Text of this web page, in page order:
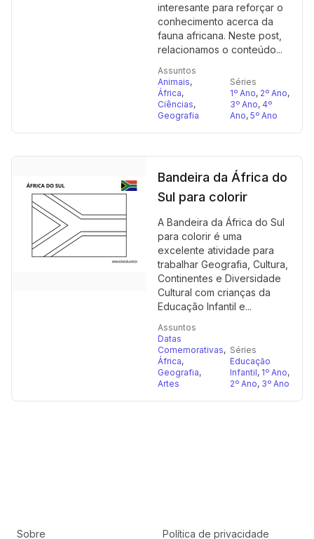
interesante para reforçar o
conhecimento acerca da
fauna africana. Neste post,
relacionamos o conteúdo...
Assuntos
Animais,
África,
Ciências,
Geografia
Séries
1º Ano, 2º Ano,
3º Ano, 4º
Ano, 5º Ano
Bandeira da África do
Sul para colorir
A Bandeira da África do Sul
para colorir é uma
excelente atividade para
trabalhar Geografia, Cultura,
Continentes e Diversidade
Cultural com crianças da
Educação Infantil e...
Assuntos
Datas
Comemorativas,
África,
Geografia,
Artes
Séries
Educação
Infantil, 1º Ano,
2º Ano, 3º Ano
Sobre Política de privacidade